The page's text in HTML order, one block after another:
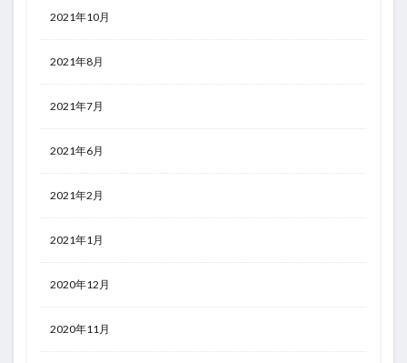
2021年10月
2021年8月
2021年7月
2021年6月
2021年2月
2021年1月
2020年12月
2020年11月